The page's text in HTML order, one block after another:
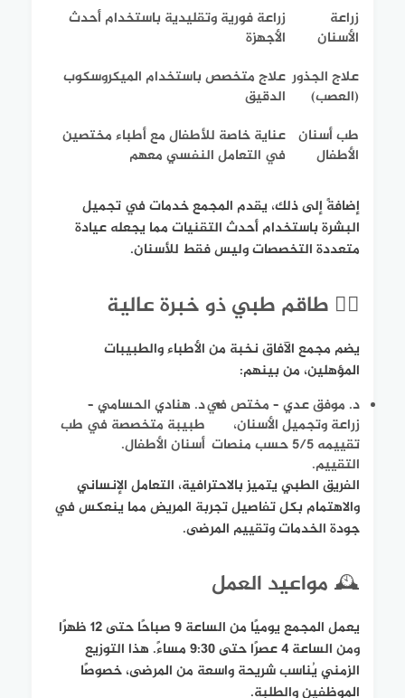
زراعة
الأسنان
زراعة فورية وتقليدية باستخدام أحدث
الأجهزة
علاج الجذور
(العصب)
علاج متخصص باستخدام الميكروسكوب
الدقيق
طب أسنان
الأطفال
عناية خاصة للأطفال مع أطباء مختصين
في التعامل النفسي معهم
إضافةً إلى ذلك، يقدم المجمع خدمات في تجميل
البشرة باستخدام أحدث التقنيات مما يجعله عيادة
متعددة التخصصات وليس فقط للأسنان.
👨‍⚕️ طاقم طبي ذو خبرة عالية
يضم مجمع الآفاق نخبة من الأطباء والطبيبات
المؤهلين، من بينهم:
د. موفق عدي – مختص في
زراعة وتجميل الأسنان،
تقييمه 5/5 حسب منصات
التقييم.
د. هنادي الحسامي –
طبيبة متخصصة في طب
أسنان الأطفال.
الفريق الطبي يتميز بالاحترافية، التعامل الإنساني
والاهتمام بكل تفاصيل تجربة المريض مما ينعكس في
جودة الخدمات وتقييم المرضى.
🕰️ مواعيد العمل
يعمل المجمع يوميًا من الساعة 9 صباحًا حتى 12 ظهرًا
ومن الساعة 4 عصرًا حتى 9:30 مساءً. هذا التوزيع
الزمني يُناسب شريحة واسعة من المرضى، خصوصًا
الموظفين والطلبة.